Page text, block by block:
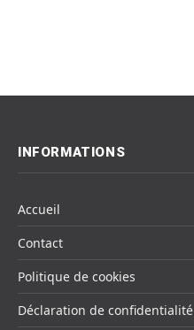
INFORMATIONS
Accueil
Contact
Politique de cookies
Déclaration de confidentialité